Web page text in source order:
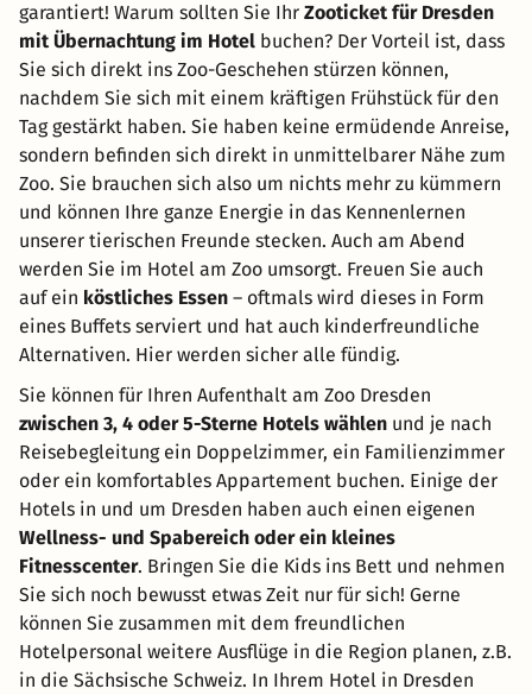
garantiert! Warum sollten Sie Ihr Zooticket für Dresden
mit Übernachtung im Hotel buchen? Der Vorteil ist, dass
Sie sich direkt ins Zoo-Geschehen stürzen können,
nachdem Sie sich mit einem kräftigen Frühstück für den
Tag gestärkt haben. Sie haben keine ermüdende Anreise,
sondern befinden sich direkt in unmittelbarer Nähe zum
Zoo. Sie brauchen sich also um nichts mehr zu kümmern
und können Ihre ganze Energie in das Kennenlernen
unserer tierischen Freunde stecken. Auch am Abend
werden Sie im Hotel am Zoo umsorgt. Freuen Sie auch
auf ein köstliches Essen – oftmals wird dieses in Form
eines Buffets serviert und hat auch kinderfreundliche
Alternativen. Hier werden sicher alle fündig.
Sie können für Ihren Aufenthalt am Zoo Dresden
zwischen 3, 4 oder 5-Sterne Hotels wählen und je nach
Reisebegleitung ein Doppelzimmer, ein Familienzimmer
oder ein komfortables Appartement buchen. Einige der
Hotels in und um Dresden haben auch einen eigenen
Wellness- und Spabereich oder ein kleines
Fitnesscenter. Bringen Sie die Kids ins Bett und nehmen
Sie sich noch bewusst etwas Zeit nur für sich! Gerne
können Sie zusammen mit dem freundlichen
Hotelpersonal weitere Ausflüge in die Region planen, z.B.
in die Sächsische Schweiz. In Ihrem Hotel in Dresden